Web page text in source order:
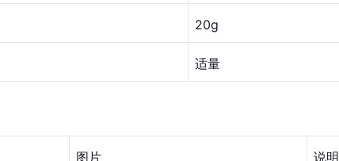
20g
适量
图片 说明